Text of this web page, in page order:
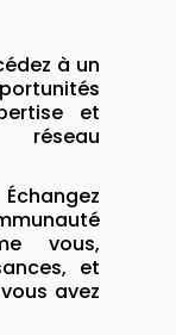
à un
et
vous,
et
avez